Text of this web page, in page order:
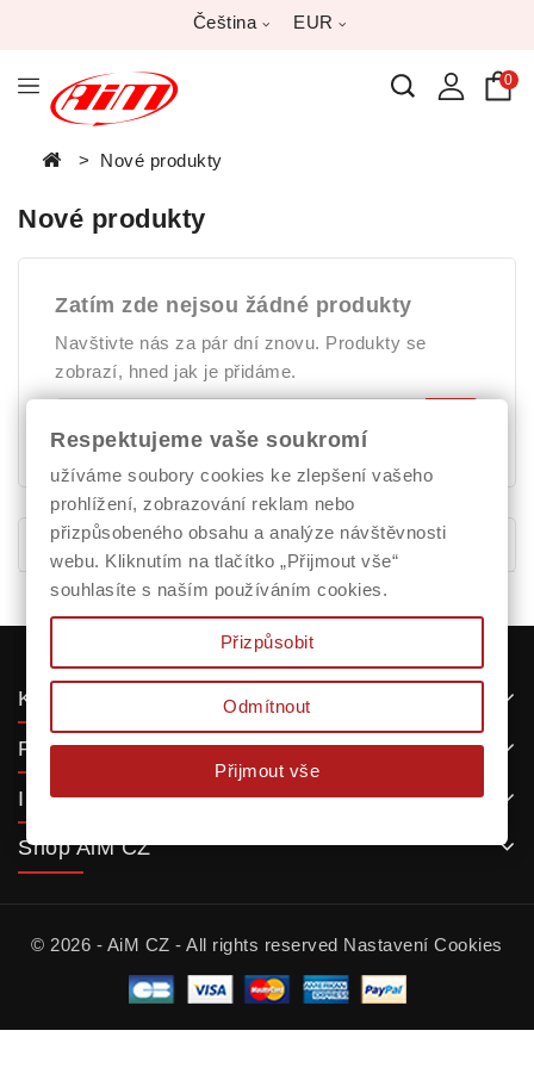
EUR
Čeština
0
Nové produkty
Nové produkty
Zatím zde nejsou žádné produkty
Navštivte nás za pár dní znovu. Produkty se
zobrazí, hned jak je přidáme.
Domů
Kategorie
Produkty
Informace
Shop AiM CZ
© 2026 - AiM CZ - All rights reserved Nastavení Cookies
Respektujeme vaše soukromí
užíváme soubory cookies ke zlepšení vašeho
prohlížení, zobrazování reklam nebo
přizpůsobeného obsahu a analýze návštěvnosti
webu. Kliknutím na tlačítko „Přijmout vše“
souhlasíte s naším používáním cookies.
Přizpůsobit
Odmítnout
Přijmout vše